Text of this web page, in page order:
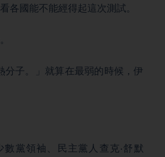
各國能不能經得起這次測試。
子。」就算在最弱的時候，伊
黨領袖、民主黨人查克‧舒默